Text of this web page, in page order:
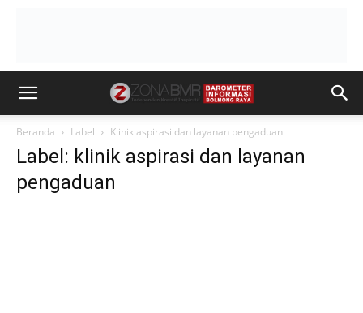
Beranda Label Klinik aspirasi dan layanan pengaduan
Label: klinik aspirasi dan layanan
pengaduan